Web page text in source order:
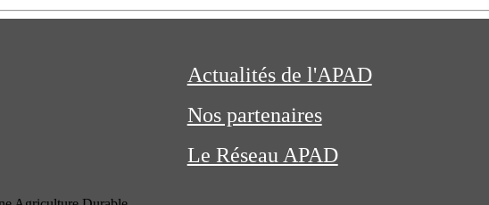
Actualités de l'APAD
Nos partenaires
Le Réseau APAD